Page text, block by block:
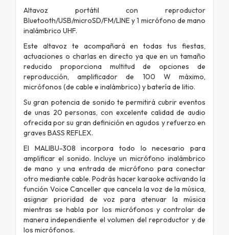
Altavoz portátil con reproductor
Bluetooth/USB/microSD/FM/LINE y 1 micrófono de mano
inalámbrico UHF.
Este altavoz te acompañará en todas tus fiestas,
actuaciones o charlas en directo ya que en un tamaño
reducido proporciona multitud de opciones de
reproducción, amplificador de 100 W máximo,
micrófonos (de cable e inalámbrico) y batería de litio.
Su gran potencia de sonido te permitirá cubrir eventos
de unas 20 personas, con excelente calidad de audio
ofrecida por su gran definición en agudos y refuerzo en
graves BASS REFLEX.
El MALIBU-308 incorpora todo lo necesario para
amplificar el sonido. Incluye un micrófono inalámbrico
de mano y una entrada de micrófono para conectar
otro mediante cable. Podrás hacer karaoke activando la
función Voice Canceller que cancela la voz de la música,
asignar prioridad de voz para atenuar la música
mientras se habla por los micrófonos y controlar de
manera independiente el volumen del reproductor y de
los micrófonos.